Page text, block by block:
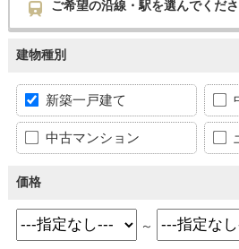
ご希望の沿線・駅を選んでくだ
建物種別
新築一戸建て
中古マンション
価格
～